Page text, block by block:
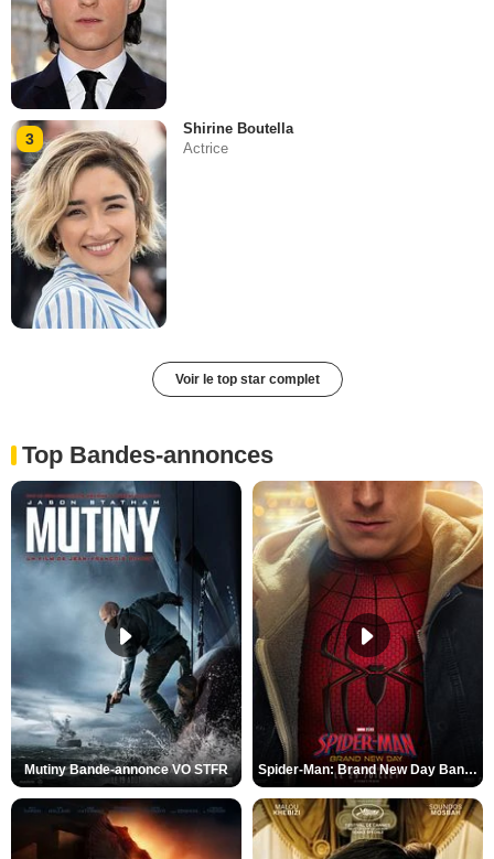
3
Shirine Boutella
Actrice
Voir le top star complet
Top Bandes-annonces
Mutiny Bande-annonce VO STFR Spider-Man: Brand New Day Bande-annonce VO STFR